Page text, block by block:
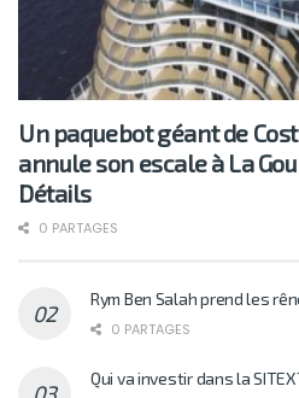
Un paquebot géant de
annule son escale à La
Détails
0 PARTAGES
Rym Ben Salah prend les
0 PARTAGES
Qui va investir dans la